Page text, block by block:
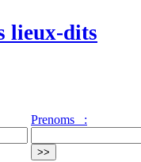
lieux-dits
Prenoms :